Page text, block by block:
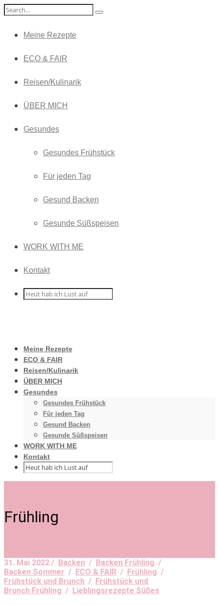
Meine Rezepte
ECO & FAIR
Reisen/Kulinarik
ÜBER MICH
Gesundes
Gesundes Frühstück
Für jeden Tag
Gesund Backen
Gesunde Süßspeisen
WORK WITH ME
Kontakt
Meine Rezepte
ECO & FAIR
Reisen/Kulinarik
ÜBER MICH
Gesundes
Gesundes Frühstück
Für jeden Tag
Gesund Backen
Gesunde Süßspeisen
WORK WITH ME
Kontakt
Frühling
31. Mai 2022 / Backen / Backen Frühling /
Backen Sommer / ECO & FAIR / Frühling /
Frühstück und Brunch / Frühstück und
Brunch Frühling / Lieblingsrezepte Süßes